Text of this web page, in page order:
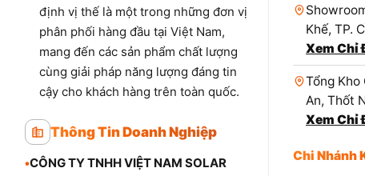
định vị thế là một trong những đơn vị
phân phối hàng đầu tại Việt Nam,
mang đến các sản phẩm chất lượng
cùng giải pháp năng lượng đáng tin
cậy cho khách hàng trên toàn quốc.
Thông Tin Doanh Nghiệp
•CÔNG TY TNHH VIỆT NAM SOLAR
Khế, TP.
Xem Chỉ
Tổng Kho
An, Thốt
Xem Chỉ
Chi Nhánh